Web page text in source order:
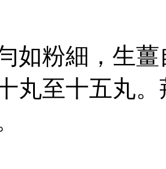
如粉細，生
丸至十五丸